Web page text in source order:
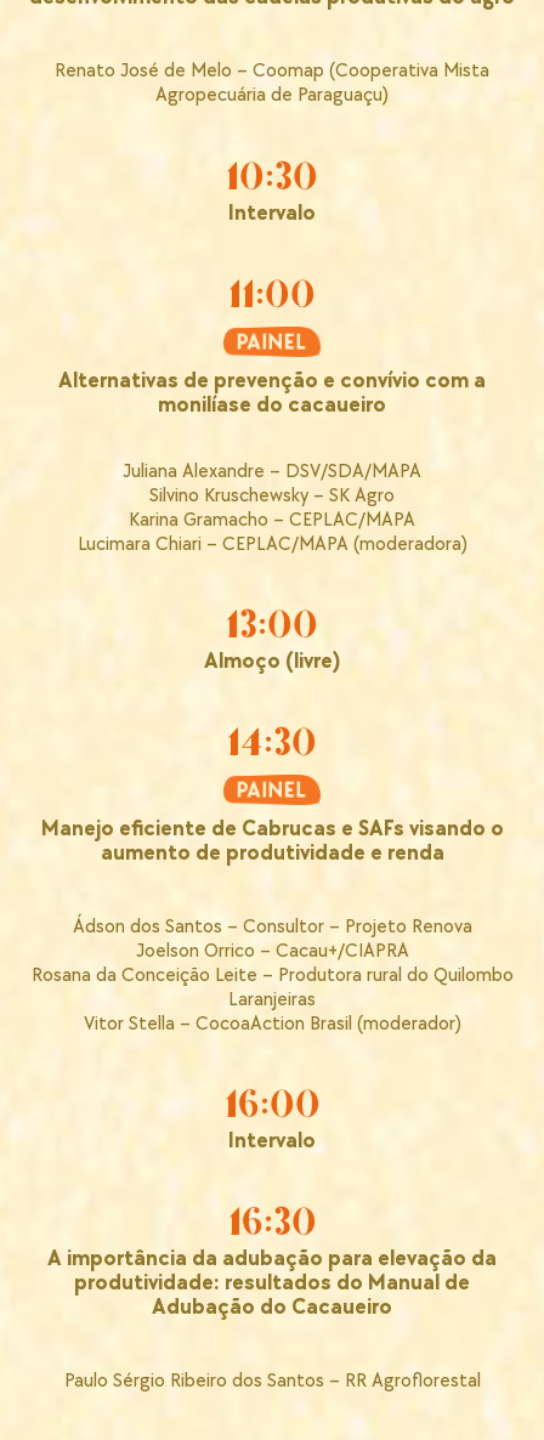
Renato José de Melo – Coomap (Cooperativa Mista
Agropecuária de Paraguaçu)
10:30
Intervalo
11:00
Alternativas de prevenção e convívio com a
monilíase do cacaueiro
Juliana Alexandre – DSV/SDA/MAPA
Silvino Kruschewsky – SK Agro
Karina Gramacho – CEPLAC/MAPA
Lucimara Chiari – CEPLAC/MAPA (moderadora)
13:00
Almoço (livre)
14:30
Manejo eficiente de Cabrucas e SAFs visando o
aumento de produtividade e renda
Ádson dos Santos – Consultor – Projeto Renova
Joelson Orrico – Cacau+/CIAPRA
Rosana da Conceição Leite – Produtora rural do Quilombo
Laranjeiras
Vitor Stella – CocoaAction Brasil (moderador)
16:00
Intervalo
16:30
A importância da adubação para elevação da
produtividade: resultados do Manual de
Adubação do Cacaueiro
Paulo Sérgio Ribeiro dos Santos – RR Agroflorestal